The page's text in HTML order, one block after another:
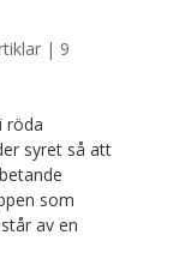
| 9
röda
syret så att
som
av en